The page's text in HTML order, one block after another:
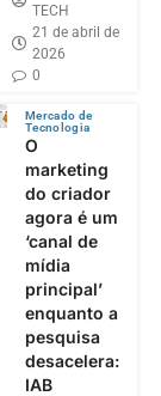
TECH
21 de abril de
2026
0
Mercado de
Tecnologia
O
marketing
do criador
agora é um
‘canal de
mídia
principal’
enquanto a
pesquisa
desacelera:
IAB